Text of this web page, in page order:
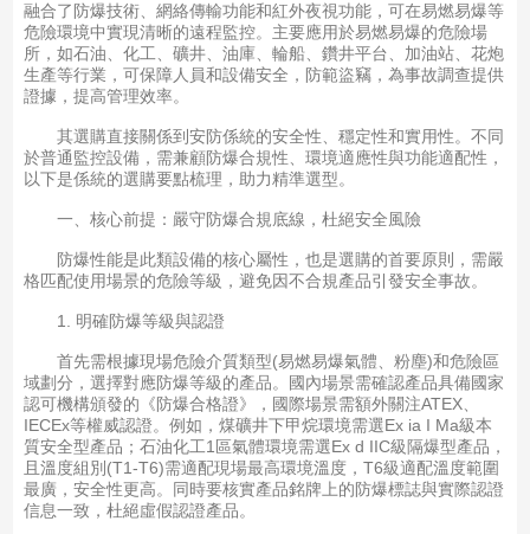
融合了防爆技術、網絡傳輸功能和紅外夜視功能，可在易燃易爆等
危險環境中實現清晰的遠程監控。主要應用於易燃易爆的危險場
所，如石油、化工、礦井、油庫、輪船、鑽井平台、加油站、花炮
生產等行業，可保障人員和設備安全，防範盜竊，為事故調查提供
證據，提高管理效率。
其選購直接關係到安防係統的安全性、穩定性和實用性。不同
於普通監控設備，需兼顧防爆合規性、環境適應性與功能適配性，
以下是係統的選購要點梳理，助力精準選型。
一、核心前提：嚴守防爆合規底線，杜絕安全風險
防爆性能是此類設備的核心屬性，也是選購的首要原則，需嚴
格匹配使用場景的危險等級，避免因不合規產品引發安全事故。
1. 明確防爆等級與認證
首先需根據現場危險介質類型(易燃易爆氣體、粉塵)和危險區
域劃分，選擇對應防爆等級的產品。國內場景需確認產品具備國家
認可機構頒發的《防爆合格證》，國際場景需額外關注ATEX、
IECEx等權威認證。例如，煤礦井下甲烷環境需選Ex ia I Ma級本
質安全型產品；石油化工1區氣體環境需選Ex d IIC級隔爆型產品，
且溫度組別(T1-T6)需適配現場最高環境溫度，T6級適配溫度範圍
最廣，安全性更高。同時要核實產品銘牌上的防爆標誌與實際認證
信息一致，杜絕虛假認證產品。